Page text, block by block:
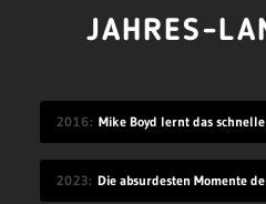
JAHRES-
2016
2023